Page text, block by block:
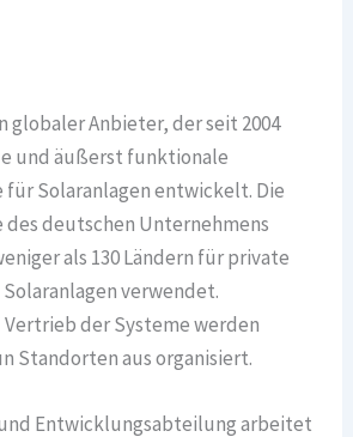
globaler Anbieter, der seit 2004
und äußerst funktionale
für Solaranlagen entwickelt. Die
des deutschen Unternehmens
als 130 Ländern für private
verwendet.
der Systeme werden
Standorten aus organisiert.
Entwicklungsabteilung arbeitet